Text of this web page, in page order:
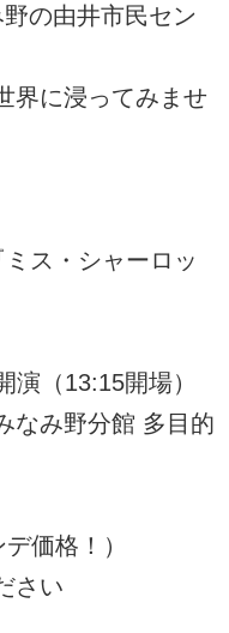
の由井市民セン
界に浸ってみませ
ス・シャーロッ
（13:15開場）
なみ野分館 多目的
価格！）
さい